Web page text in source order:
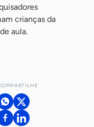
crianças da
aula.